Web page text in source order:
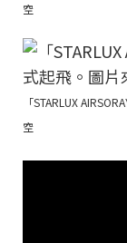
空
「STARLUX
空